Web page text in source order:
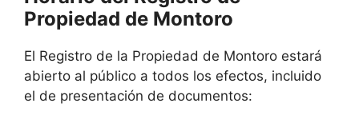
Propiedad de Montoro
El Registro de la Propiedad de Montoro estará
abierto al público a todos los efectos, incluido
el de presentación de documentos: